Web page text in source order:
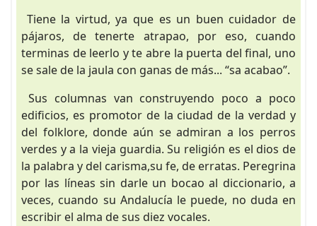
Tiene la virtud, ya que es un buen cuidador de
pájaros, de tenerte atrapao, por eso, cuando
terminas de leerlo y te abre la puerta del final, uno
se sale de la jaula con ganas de más... “sa acabao”.
Sus columnas van construyendo poco a poco
edificios, es promotor de la ciudad de la verdad y
del folklore, donde aún se admiran a los perros
verdes y a la vieja guardia. Su religión es el dios de
la palabra y del carisma,su fe, de erratas. Peregrina
por las líneas sin darle un bocao al diccionario, a
veces, cuando su Andalucía le puede, no duda en
escribir el alma de sus diez vocales.